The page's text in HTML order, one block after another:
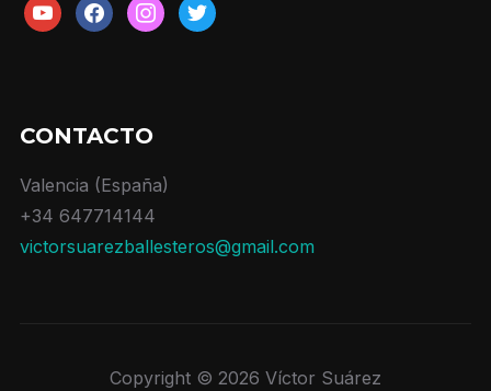
youtubefacebookinstagram
twitter
CONTACTO
Valencia (España)
+34 647714144
victorsuarezballesteros@gmail.com
Copyright © 2026 Víctor Suárez